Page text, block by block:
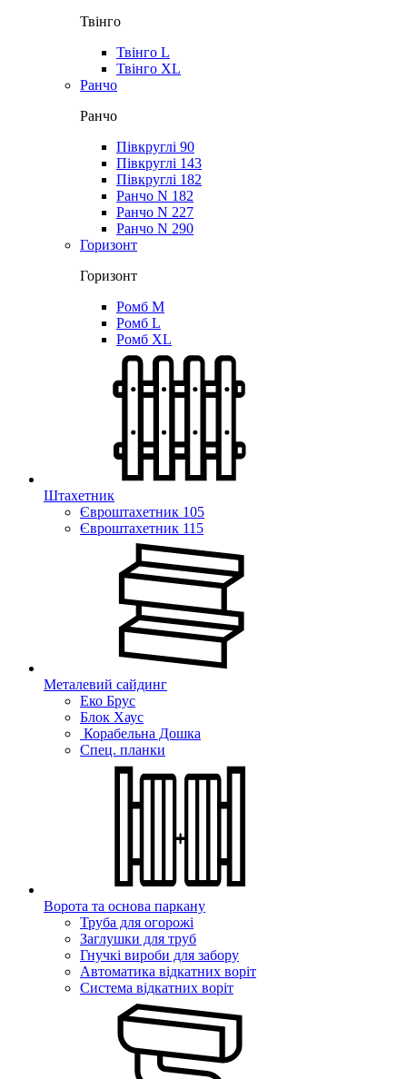
Твінго
Твінго L
Твінго XL
Ранчо
Ранчо
Півкруглі 90
Півкруглі 143
Півкруглі 182
Ранчо N 182
Ранчо N 227
Ранчо N 290
Горизонт
Горизонт
Ромб M
Ромб L
Ромб XL
Штахетник
Євроштахетник 105
Євроштахетник 115
Металевий сайдинг
Еко Брус
Блок Хаус
Корабельна Дошка
Спец. планки
Ворота та основа паркану
Труба для огорожі
Заглушки для труб
Гнучкі вироби для забору
Автоматика відкатних воріт
Система відкатних воріт